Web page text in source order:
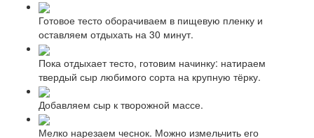
Готовое тесто оборачиваем в пищевую пленку и
оставляем отдыхать на 30 минут.
Пока отдыхает тесто, готовим начинку: натираем
твердый сыр любимого сорта на крупную тёрку.
Добавляем сыр к творожной массе.
Мелко нарезаем чеснок. Можно измельчить его